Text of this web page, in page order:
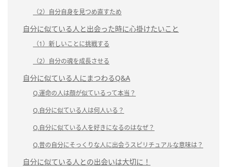
（2）自分自身を見つめ直すため
自分に似ている人と出会った時に心掛けたいこと
（1）新しいことに挑戦する
（2）自分の魂を成長させる
自分に似ている人にまつわるQ&A
Q.運命の人は顔が似ているって本当？
Q.自分に似ている人は何人いる？
Q.自分に似ている人を好きになるのはなぜ？
Q.昔の自分にそっくりな人に出会うスピリチュアルな意味は？
自分に似ている人との出会いは大切に！